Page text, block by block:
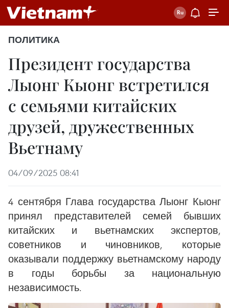
ПОЛИТИКА
Президент государства
Лыонг Кыонг встретился
с семьями китайских
друзей, дружественных
Вьетнаму
04/09/2025 08:41
4 сентября Глава государства Лыонг Кыонг
принял представителей семей бывших
китайских и вьетнамских экспертов,
советников и чиновников, которые
оказывали поддержку вьетнамскому народу
в годы борьбы за национальную
независимость.